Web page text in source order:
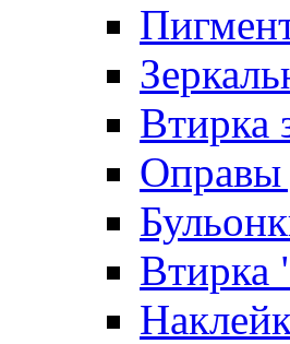
Втирка
Оправы
Втирка